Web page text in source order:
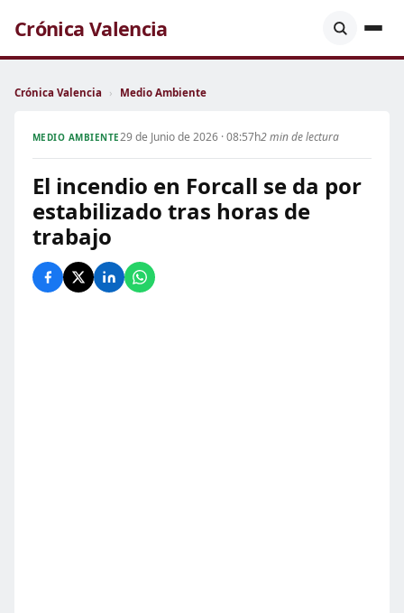
Crónica Valencia
Crónica Valencia › Medio Ambiente
MEDIO AMBIENTE29 de Junio de 2026 · 08:57h2 min de lectura
El incendio en Forcall se da por
estabilizado tras horas de
trabajo